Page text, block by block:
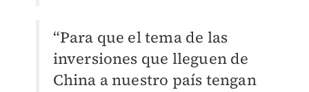
“Para que el tema de las
inversiones que lleguen de
China a nuestro país tengan